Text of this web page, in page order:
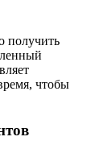
получить
чтобы